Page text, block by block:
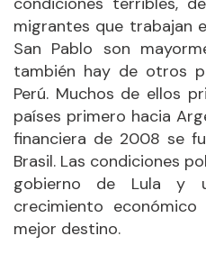
migrantes que trabajan
San Pablo son
también hay de otros
Perú. Muchos de ellos
países primero hacia
financiera de 2008 se
Brasil. Las condiciones
gobierno de Lula y
crecimiento
mejor destino.